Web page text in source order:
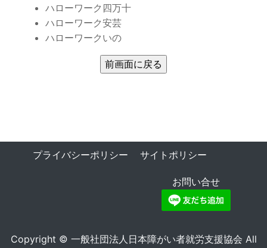
ハローワーク四万十
ハローワーク安芸
ハローワークいの
プライバシーポリシー サイトポリシー
お問い合せ
Copyright © 一般社団法人日本障がい者就労支援協会 All